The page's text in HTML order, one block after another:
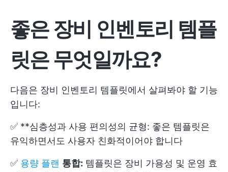
좋은 장비 인벤토리 템플
릿은 무엇일까요?
다음은 장비 인벤토리 템플릿에서 살펴봐야 할 기능
입니다:
✅ **심층성과 사용 편의성의 균형: 좋은 템플릿은
유익하면서도 사용자 친화적이어야 합니다
✅ 용량 플랜 통합: 템플릿은 장비 가용성 및 운영 효